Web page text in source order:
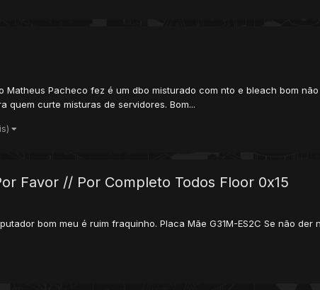
Pacheco fez é um dbo misturado com nto e bleach bom
curte misturas de servidores. Bom...
Favor // Por Completo Todos Floor 0x15
bom meu é ruim fraquinho. Placa Mãe G31M-ES2C Se não der